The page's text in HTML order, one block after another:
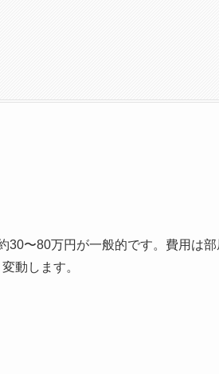
〜80万円が一般的です。費用は部
動します。